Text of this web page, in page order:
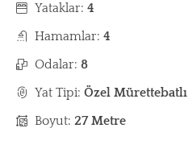
Yataklar: 4
Hamamlar: 4
Odalar: 8
Yat Tipi: Özel
Boyut: 27 Metre